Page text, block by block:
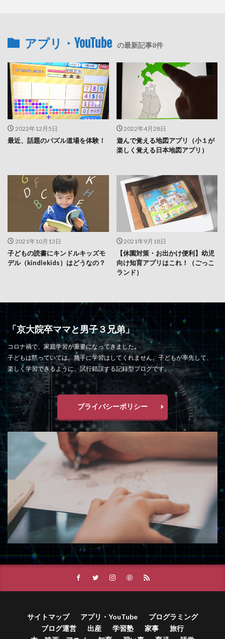
アプリ・YouTube の最新記事8件
2022年12月5日
最近、話題のパズル道場を体験！
2022年4月28日
遊んで覚える地図アプリ（小１が
楽しく覚える日本地図アプリ）
2021年10月13日
子どもの読書にキンドルキッズモ
デル（kindlekids）はどうなの？
2021年9月18日
【休園対策・お出かけ便利】幼児
向け知育アプリはこれ！（ごっこ
ランド）
「京大院卒ママと男子３兄弟」
コロナ禍で、家庭学習が重要になってきました。
子どもは黙っていては、勝手に学習はしてくれません。子どもが率先して、
楽しく学習できるように、試行錯誤する記録型ブログです。
プライバシーポリシー
サイトマップ アプリ・YouTube
プログラミング
ブログ運営
出産 学習塾 家事
旅行